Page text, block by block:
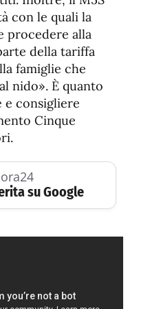
con le quali la
procedere alla
della tariffa
famiglie che
nido». È quanto
e consigliere
Cinque
su Google